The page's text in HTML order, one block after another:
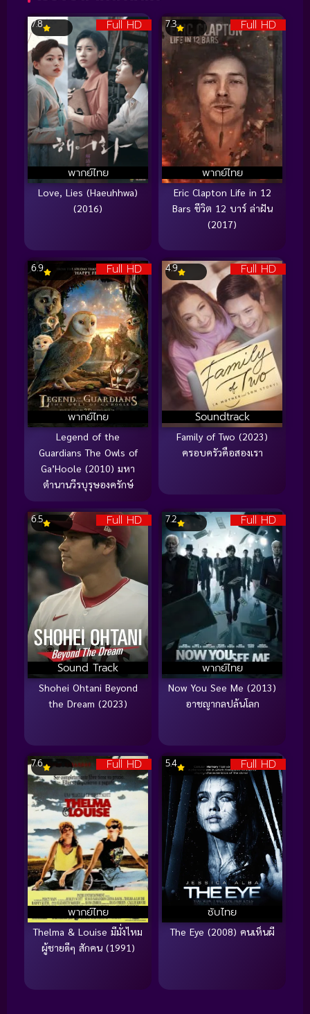
Full HD
พากย์ไทย
7.8
Love, Lies (Haeuhhwa)
(2016)
Full HD
พากย์ไทย
7.3
Eric Clapton Life in 12
Bars ชีวิต 12 บาร์ ล่าฝัน
(2017)
Full HD
พากย์ไทย
6.9
Legend of the
Guardians The Owls of
Ga’Hoole (2010) มหา
ตำนานวีรบุรุษองครักษ์
Full HD
Soundtrack
4.9
Family of Two (2023)
ครอบครัวคือสองเรา
Full HD
Sound Track
6.5
Shohei Ohtani Beyond
the Dream (2023)
Full HD
พากย์ไทย
7.2
Now You See Me (2013)
อาชญากลปล้นโลก
Full HD
พากย์ไทย
7.6
Thelma & Louise มีมั่งไหม
ผู้ชายดีๆ สักคน (1991)
Full HD
ซับไทย
5.4
The Eye (2008) คนเห็นผี